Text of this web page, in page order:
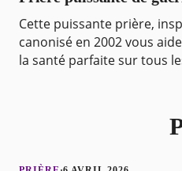
Cette puissante prière,
canonisé en 2002 vous
la santé parfaite sur tous